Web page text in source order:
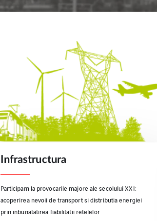
Infrastructura
Participam la provocarile majore ale secolului XXI:
acoperirea nevoii de transport si distributia energiei
prin inbunatatirea fiabilitatii retelelor